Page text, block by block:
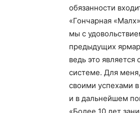
обязанности
«Гончарная
мы с
предыдущих
ведь это
системе. Для
своими успехами
и в дальнейшем
«Более 10 лет